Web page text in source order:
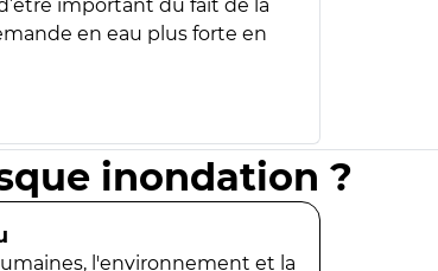
important du fait de la
en eau plus forte en
inondation ?
l'environnement et la